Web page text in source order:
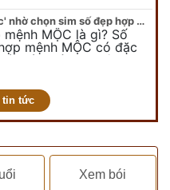
'Tiền vào như nước' nhờ chọn sim số đẹp hợp mệnh MỘC
MỘC là gì? Số
mệnh MỘC có đặc
góc nhìn chuyên gia
tin tức
Xem bói